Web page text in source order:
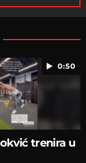
0:50
trenira u